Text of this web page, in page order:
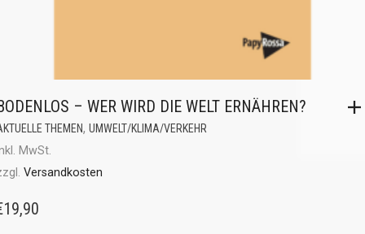
– WER WIRD DIE WELT ERNÄHREN?
THEMEN, UMWELT/KLIMA/VERKEHR
MwSt.
Versandkosten
19,90